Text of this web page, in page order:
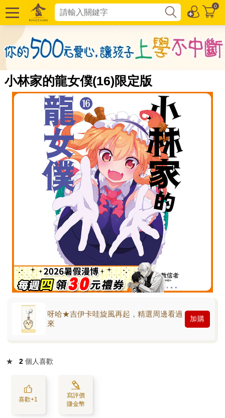
0
小林家的龍女僕(16)限定版
呀哈★吉伊卡哇旋風再起，精選周邊看過
來
加購
★ 2 個人喜歡
喜歡+1
寫評價
賺金幣